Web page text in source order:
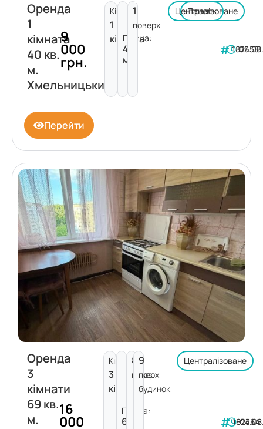
Оренда
1
кімната
40 кв.
м.
Хмельницький
9
000
грн.
Кімнат:
1
кімната
Площа:
40
м²
1
поверх
Централізоване
Панель
182458
Перейти
Оренда
3
кімнати
69 кв.
м.
16
000
Кімнат:
3
кімнати
Площа:
69
8
поверх
9
пов.
будинок
Централізоване
182364